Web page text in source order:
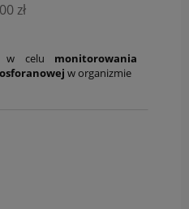
zł
w celu monitorowania
w organizmie